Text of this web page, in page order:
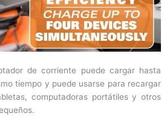
de corriente puede cargar hasta
tiempo y puede usarse para recargar
computadoras portátiles y otros